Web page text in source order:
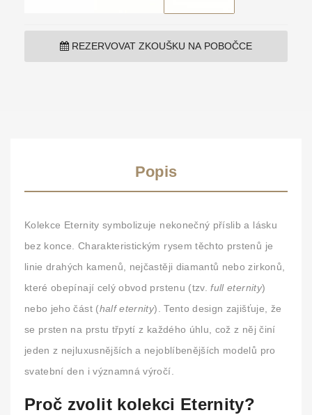
REZERVOVAT ZKOUŠKU NA POBOČCE
Popis
Kolekce Eternity symbolizuje nekonečný příslib a lásku
bez konce. Charakteristickým rysem těchto prstenů je
linie drahých kamenů, nejčastěji diamantů nebo zirkonů,
které obepínají celý obvod prstenu (tzv.full eternity)
nebo jeho část (half eternity). Tento design zajišťuje, že
se prsten na prstu třpytí z každého úhlu, což z něj činí
jeden z nejluxusnějších a nejoblíbenějších modelů pro
svatební den i významná výročí.
Proč zvolit kolekci Eternity?